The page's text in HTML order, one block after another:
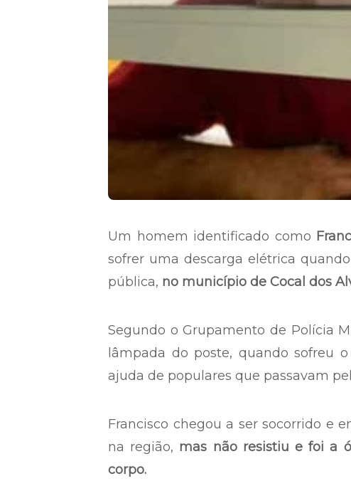
Um homem identificado como
sofrer uma descarga elétrica
pública, no município de Cocal dos
Segundo o Grupamento de Polícia
lâmpada do poste, quando sofreu
ajuda de populares que passavam
Francisco chegou a ser socorrido e
na região, mas não resistiu e foi a
corpo.